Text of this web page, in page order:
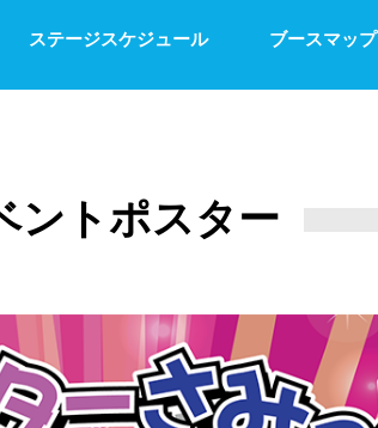
ステージスケジュール ブースマップ
ントポスター